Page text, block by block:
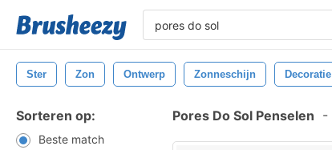
Ster Zon Ontwerp Zonneschijn Decoratie
Sorteren op:
Beste match
Pores Do Sol Penselen -